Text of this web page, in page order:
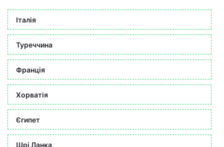
Італія
Туреччина
Франція
Хорватія
Єгипет
Шрі Ланка